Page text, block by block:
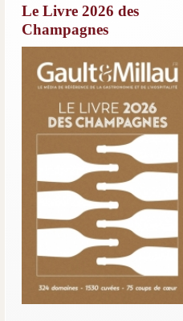
Le Livre 2026 des
Champagnes